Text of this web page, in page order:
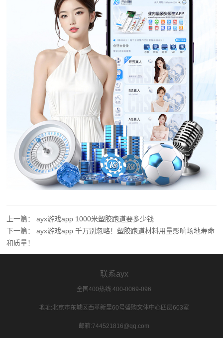
上一篇：ayx游戏app 1000米塑胶跑道要多少钱
下一篇：ayx游戏app 千万别忽略！塑胶跑道材料用量影响场地寿命
和质量！
联系ayx
全国400热线:400-0069-096
地址:北京市东城区西革新里60号盛购文体中心四层603室
邮箱:744521816@qq.com